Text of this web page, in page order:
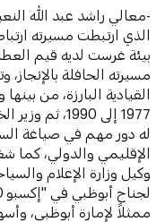
-معالي راشد عبد الله
الذي ارتبطت مسيرته
بيئة غرست لديه قيم
مسيرته الحافلة
القيادية البارزة، من
له دور مهم في صياغة
الإقليمي والدولي، كما
وكيل وزارة الإعلام
ممثلاً لإمارة أبوظبي،